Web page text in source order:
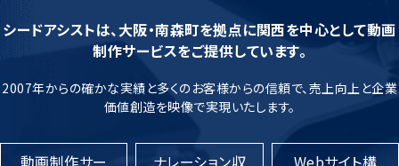
シードアシストは、大阪・南森町を拠点に関西を中心として動画
制作サービスをご提供しています。
2007年からの確かな実績と多くのお客様からの信頼で、売上向上と企業
価値創造を映像で実現いたします。
動画制作サー
ナレーション収
Webサイト構